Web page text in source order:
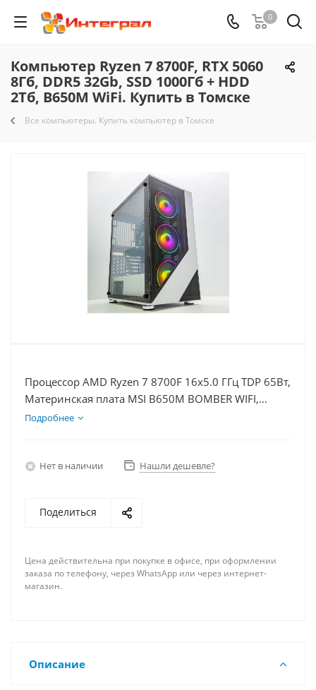
0
Компьютер Ryzen 7 8700F, RTX 5060
8Гб, DDR5 32Gb, SSD 1000Гб + HDD
2Тб, B650M WiFi. Купить в Томске
Все компьютеры. Купить компьютер в Томске
Процессор AMD Ryzen 7 8700F 16x5.0 ГГц TDP 65Вт,
Материнская плата MSI B650M BOMBER WIFI,
Видеокарта RTX 5060 8Гб, Память DDR5 32Gb,
Подробнее
Нет в наличии Нашли дешевле?
Поделиться
Цена действительна при покупке в офисе, при оформлении
заказа по телефону, через WhatsApp или через интернет-
магазин.
Описание